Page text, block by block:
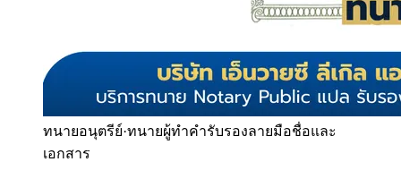
ทนายอนุตรีย์·ทนายผู้ทำคำรับรองลายมือชื่อและ
เอกสาร